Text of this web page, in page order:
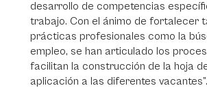
desarrollo de competencias
trabajo. Con el ánimo de fortalecer
prácticas profesionales como la
empleo, se han articulado los
facilitan la construcción de la hoja
aplicación a las diferentes vacantes”.